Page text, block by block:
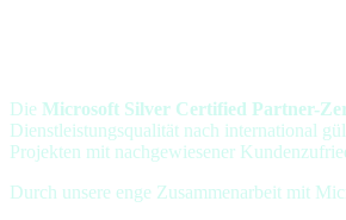
Die Microsoft Silver Certified Partner-
Dienstleistungsqualität nach international
Projekten mit nachgewiesener
Durch unsere enge Zusammenarbeit mit